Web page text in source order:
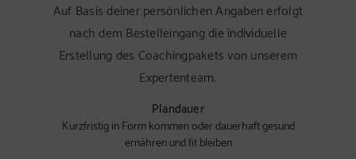
Auf Basis deiner persönlichen Angaben erfolgt
nach dem Bestelleingang die individuelle
Erstellung des Coachingpakets von unserem
Expertenteam.
Plandauer
Kurzfristig in Form kommen oder dauerhaft gesund
ernähren und fit bleiben